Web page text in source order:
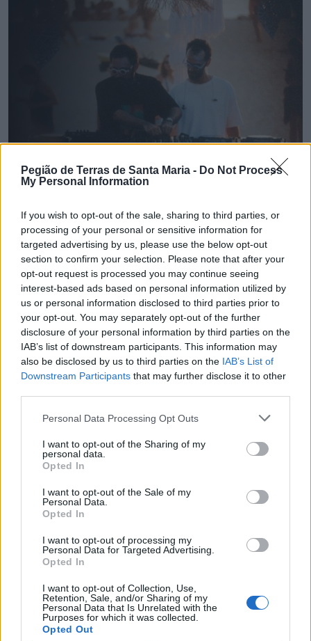
Pegião de Terras de Santa Maria - Do Not Process
My Personal Information
If you wish to opt-out of the sale, sharing to third parties, or
processing of your personal or sensitive information for
targeted advertising by us, please use the below opt-out
section to confirm your selection. Please note that after your
opt-out request is processed you may continue seeing
interest-based ads based on personal information utilized by
us or personal information disclosed to third parties prior to
your opt-out. You may separately opt-out of the further
disclosure of your personal information by third parties on the
IAB’s list of downstream participants. This information may
also be disclosed by us to third parties on the IAB’s List of
Downstream Participants that may further disclose it to other
Personal Data Processing Opt Outs
I want to opt-out of the Sharing of my
personal data.
Opted In
I want to opt-out of the Sale of my
Personal Data.
Opted In
I want to opt-out of processing my
Personal Data for Targeted Advertising.
Opted In
I want to opt-out of Collection, Use,
Retention, Sale, and/or Sharing of my
Personal Data that Is Unrelated with the
Purposes for which it was collected.
Opted Out
🔎 Terras Check | Câmara de Espinho gastou 120
mil euros num "sunset"?
7/08/2026
💶 Quanto Custou? | Fogo de artifício (de 11
7/08/2026